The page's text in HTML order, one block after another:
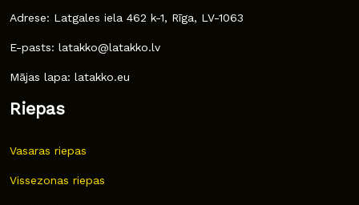
Adrese: Latgales iela 462 k-1, Rīga, LV-1063
E-pasts: latakko@latakko.lv
Mājas lapa: latakko.eu
Riepas
Vasaras riepas
Vissezonas riepas